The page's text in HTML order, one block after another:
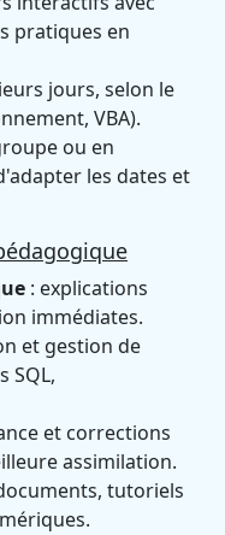
pratiques en
jours, selon le
VBA).
ou en
les dates et
: explications
immédiates.
et gestion de
SQL,
et corrections
assimilation.
tutoriels